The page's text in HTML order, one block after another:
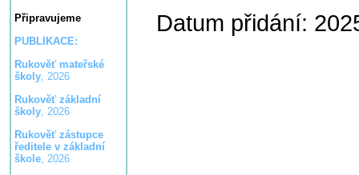
Připravujeme
PUBLIKACE:
Rukověť mateřské
školy, 2026
Rukověť základní
školy, 2026
Rukověť zástupce
ředitele v základní
škole, 2026
Datum přidání: